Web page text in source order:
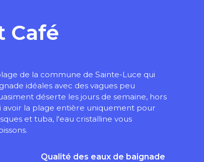
Café
de la commune de Sainte-Luce qui
idéales avec des vagues peu
déserte les jours de semaine, hors
avoir la plage entière uniquement pour
et tuba, l'eau cristalline vous
Qualité des eaux de baignade